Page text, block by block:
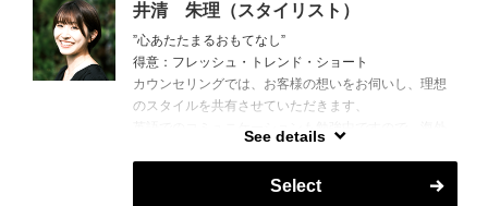
井清 朱理（スタイリスト）
”心あたたまるおもてなし”
得意：フレッシュ・トレンド・ショート
カウンセリングでは、お客様の想いをお伺いし、理想
のスタイルを共有させていただきます、
英語でのコミュニケーションも勉強中ですので、海外
See details
Select